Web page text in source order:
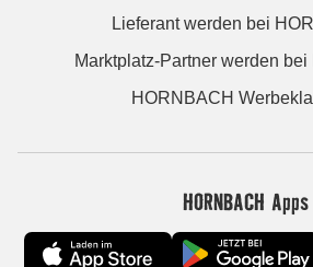
Lieferant werden bei
Marktplatz-Partner werden
HORNBACH
HORNBACH Apps